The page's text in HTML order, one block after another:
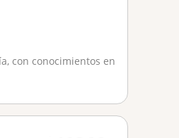
con conocimientos en